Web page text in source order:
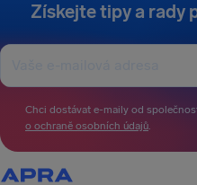
Získejte tipy a rady
Chci dostávat e-maily od
o ochraně osobních údajů.